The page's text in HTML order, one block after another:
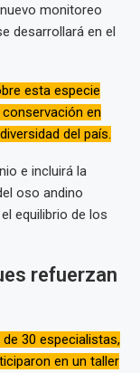
monitoreo
desarrollará en el
esta especie
en
del país.
e incluirá la
oso andino
equilibrio de los
refuerzan
30 especialistas,
en un taller